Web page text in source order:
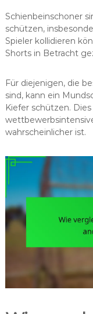
Schienbeinschoner
schützen,
Spieler kollidieren
Shorts in Betracht
Für diejenigen, die
sind, kann ein
Kiefer schützen.
wahrscheinlicher ist.